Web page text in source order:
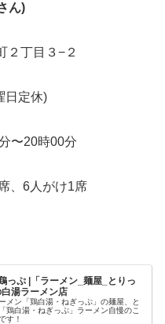
ん)
２丁目３−２
日定休)
〜20時00分
、6人がけ1席
っぷ |「ラーメン_麺屋_とりっ
湯ラーメン店
メン「鶏白湯・ねぎっぷ」の麺屋、と
鶏白湯・ねぎっぷ」ラーメン自慢のこ
す！